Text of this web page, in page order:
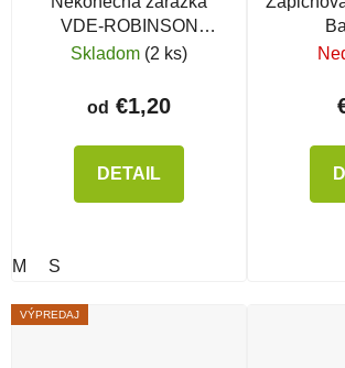
VDE-ROBINSON
Quickstop
Skladom (2 ks)
od €1,20
DETAIL
M S
VÝPREDAJ